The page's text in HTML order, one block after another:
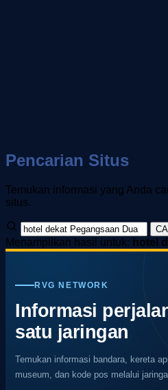
Pencarian Situs
Temukan informasi yang Anda
situs.
Menampilkan hasil untuk: hotel
RVG NETWORK
Informasi
satu jaringan
Temukan informasi bandara, kereta
museum, dan kode pos melalui